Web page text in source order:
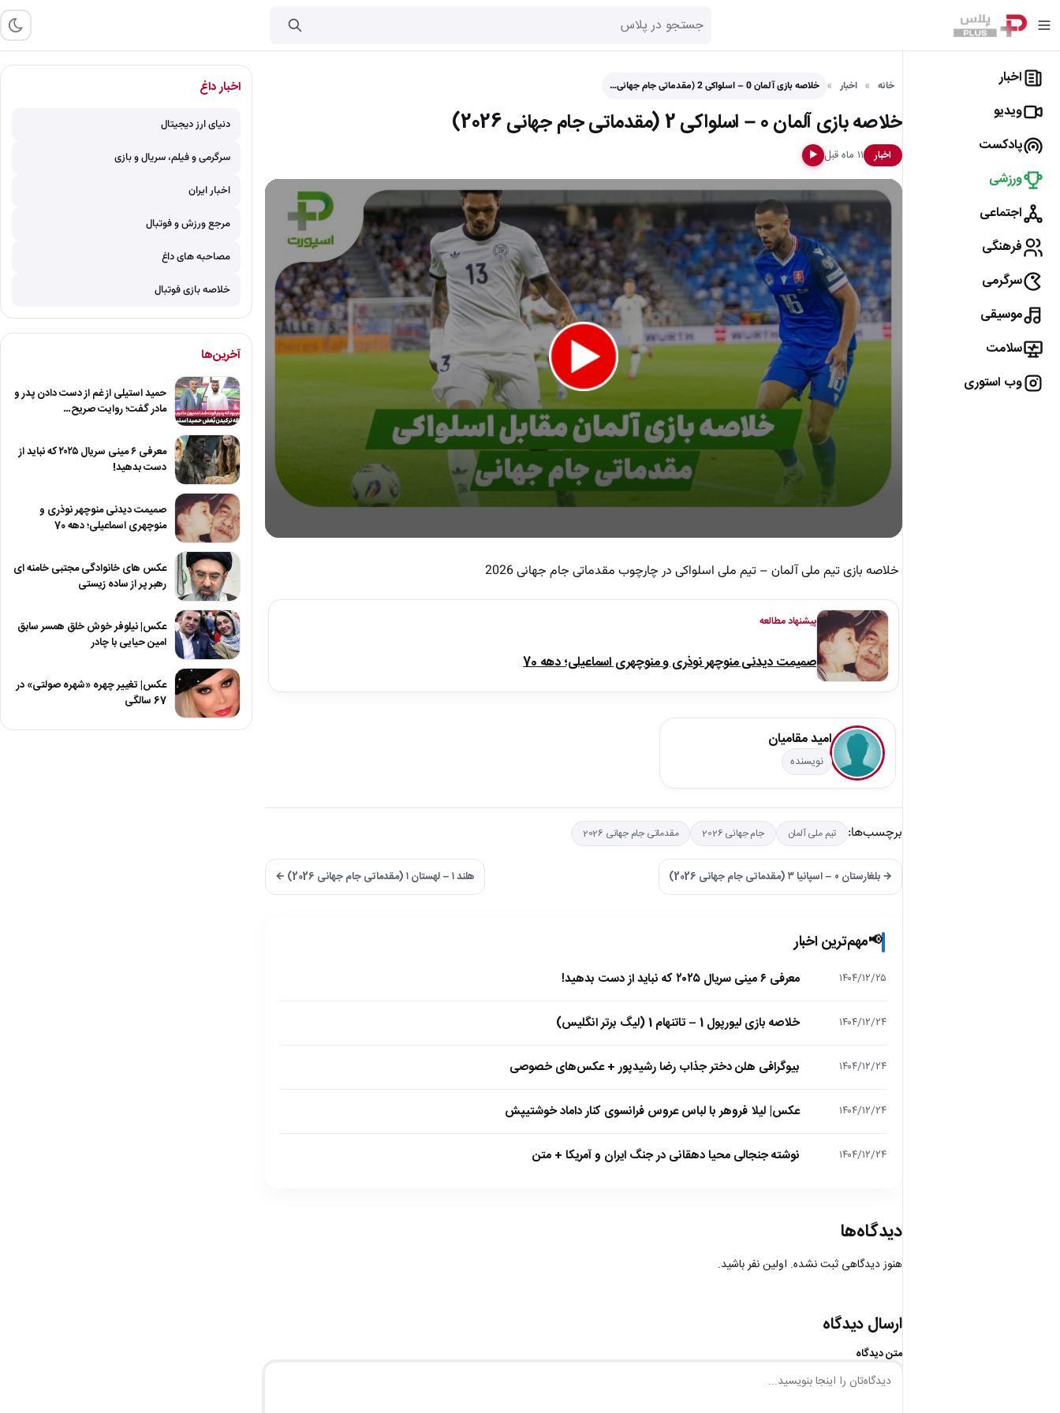
اخبار
ویدیو
پادکست
ورزشی
اجتماعی
فرهنگی
سرگرمی
موسیقی
سلامت
وب استوری
خانه اخبار خلاصه بازی آلمان 0 – اسلواکی 2 (مقدماتی جام جهانی…
خلاصه بازی آلمان 0 – اسلواکی 2 (مقدماتی جام جهانی 2026)
اخبار ۱۱ ماه قبل ▶
خلاصه بازی تیم ملی آلمان – تیم ملی اسلواکی در چارچوب مقدماتی جام جهانی 2026
پیشنهاد مطالعه
صمیمت دیدنی منوچهر نوذری و منوچهری اسماعیلی؛ دهه 70
امید مقامیان
نویسنده
برچسب‌ها: تیم ملی آلمان جام جهانی 2026 مقدماتی جام جهانی 2026
→ بلغارستان ۰ – اسپانیا ۳ (مقدماتی جام جهانی 2026) هلند ۱ – لهستان ۱ (مقدماتی جام جهانی 2026) ←
📢مهم‌ترین اخبار
۱۴۰۴/۱۲/۲۵ معرفی ۶ مینی سریال ۲۰۲۵ که نباید از دست بدهید!
۱۴۰۴/۱۲/۲۴ خلاصه بازی لیورپول 1 – تاتنهام 1 (لیگ برتر انگلیس)
۱۴۰۴/۱۲/۲۴ بیوگرافی هلن دختر جذاب رضا رشیدپور + عکس‌های خصوصی
۱۴۰۴/۱۲/۲۴ عکس| لیلا فروهر با لباس عروس فرانسوی کنار داماد خوشتیپش
۱۴۰۴/۱۲/۲۴ نوشته جنجالی محیا دهقانی در جنگ ایران و آمریکا + متن
دیدگاه‌ها
هنوز دیدگاهی ثبت نشده. اولین نفر باشید.
ارسال دیدگاه
متن دیدگاه
اخبار داغ
دنیای ارز دیجیتال
سرگرمی و فیلم، سریال و بازی
اخبار ایران
مرجع ورزش و فوتبال
مصاحبه های داغ
خلاصه بازی فوتبال
آخرین‌ها
حمید استیلی از غم از دست دادن پدر و
مادر گفت؛ روایت صریح…
معرفی ۶ مینی سریال ۲۰۲۵ که نباید از
دست بدهید!
صمیمت دیدنی منوچهر نوذری و
منوچهری اسماعیلی؛ دهه 70
عکس های خانوادگی مجتبی خامنه ای
رهبر پر از ساده زیستی
عکس| نیلوفر خوش خلق همسر سابق
امین حیایی با چادر
عکس| تغییر چهره «شهره صولتی» در
67 سالگی